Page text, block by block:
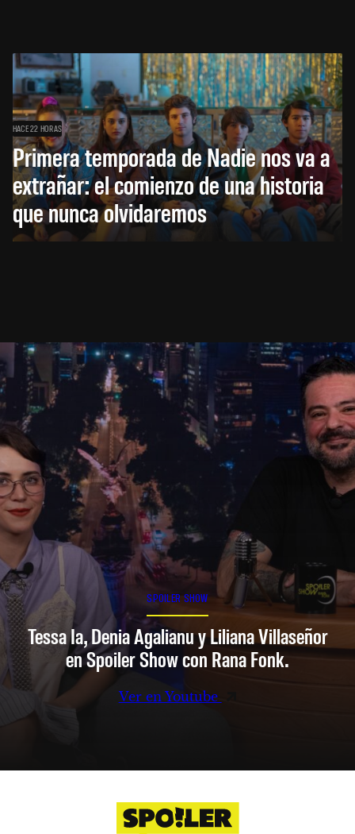
HACE 22 HORAS
Primera temporada de Nadie nos va a
extrañar: el comienzo de una historia
que nunca olvidaremos
SPOILER SHOW
Tessa Ia, Denia Agalianu y Liliana Villaseñor
en Spoiler Show con Rana Fonk.
Ver en Youtube